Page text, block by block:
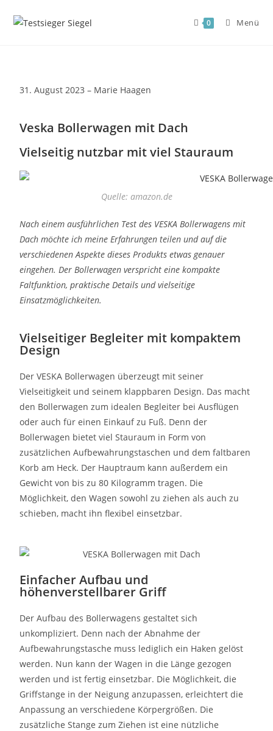
0 Menü
31. August 2023 – Marie Haagen
Veska Bollerwagen mit Dach
Vielseitig nutzbar mit viel Stauraum
Quelle: amazon.de
Nach einem ausführlichen Test des VESKA Bollerwagens mit
Dach möchte ich meine Erfahrungen teilen und auf die
verschiedenen Aspekte dieses Produkts etwas genauer
eingehen. Der Bollerwagen verspricht eine kompakte
Faltfunktion, praktische Details und vielseitige
Einsatzmöglichkeiten.
Vielseitiger Begleiter mit kompaktem
Design
Der VESKA Bollerwagen überzeugt mit seiner
Vielseitigkeit und seinem klappbaren Design. Das macht
den Bollerwagen zum idealen Begleiter bei Ausflügen
oder auch für einen Einkauf zu Fuß. Denn der
Bollerwagen bietet viel Stauraum in Form von
zusätzlichen Aufbewahrungstaschen und dem faltbaren
Korb am Heck. Der Hauptraum kann außerdem ein
Gewicht von bis zu 80 Kilogramm tragen. Die
Möglichkeit, den Wagen sowohl zu ziehen als auch zu
schieben, macht ihn flexibel einsetzbar.
Einfacher Aufbau und
höhenverstellbarer Griff
Der Aufbau des Bollerwagens gestaltet sich
unkompliziert. Denn nach der Abnahme der
Aufbewahrungstasche muss lediglich ein Haken gelöst
werden. Nun kann der Wagen in die Länge gezogen
werden und ist fertig einsetzbar. Die Möglichkeit, die
Griffstange in der Neigung anzupassen, erleichtert die
Anpassung an verschiedene Körpergrößen. Die
zusätzliche Stange zum Ziehen ist eine nützliche